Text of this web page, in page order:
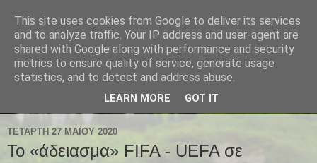
ΤΕΤΆΡΤΗ 27 ΜΑΪ́ΟΥ 2020
Το «άδειασμα» FIFA - UEFA σε
This site uses cookies from Google to deliver its services
and to analyze traffic. Your IP address and user-agent are
shared with Google along with performance and security
metrics to ensure quality of service, generate usage
statistics, and to detect and address abuse.
LEARN MORE GOT IT